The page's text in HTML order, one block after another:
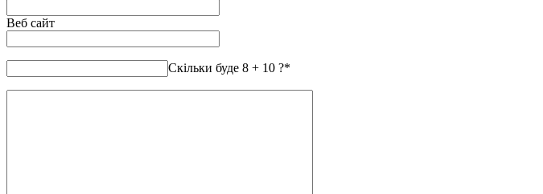
Веб сайт
Скільки буде 8 + 10 ?*